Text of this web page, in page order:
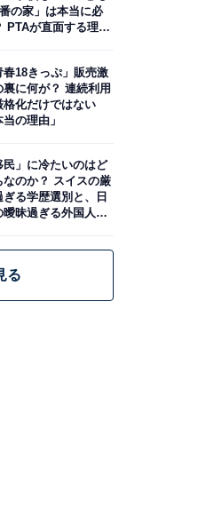
の家」は本当に必
PTAが直面する理想
春18きっぷ」販売激
裏に何が？ 連続利用
格化だけではない
当の理由」
民」に冷たいのはど
なのか？ スイスの厳
ぎる学歴選別と、日
曖昧過ぎる外国人政
る